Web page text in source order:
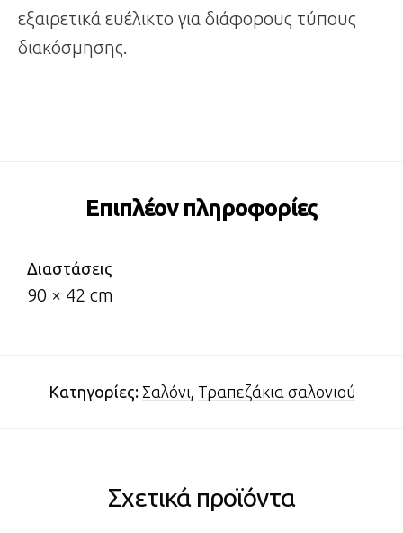
εξαιρετικά ευέλικτο για διάφορους τύπους
διακόσμησης.
Επιπλέον πληροφορίες
Διαστάσεις
90 × 42 cm
Κατηγορίες: Σαλόνι, Τραπεζάκια σαλονιού
Σχετικά προϊόντα